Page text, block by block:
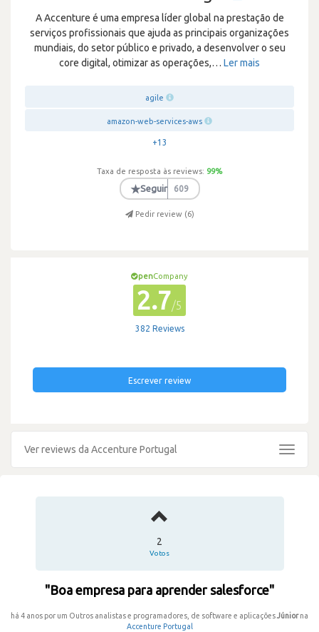
A Accenture é uma empresa líder global na prestação de
serviços profissionais que ajuda as principais organizações
mundiais, do setor público e privado, a desenvolver o seu
core digital, otimizar as operações,… Ler mais
agile
amazon-web-services-aws
+13
Taxa de resposta às reviews: 99%
★Seguir 609
Pedir review (6)
penCompany
2.7/5
382 Reviews
Escrever review
Ver reviews da Accenture Portugal
Toggle
2
Votos
"Boa empresa para aprender salesforce"
há 4 anos por um Outros analistas e programadores, de software e aplicaçõesJúniorna
Accenture Portugal